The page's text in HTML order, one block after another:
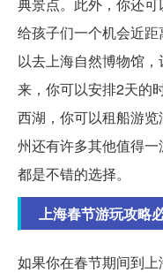
给孩子们一个机会近
以去上海自然博物馆
来，你可以安排2天的
西湖，你可以租船游
州还有许多其他值得一
都是不错的选择。
上海春节游玩攻略
如果你在春节期间到